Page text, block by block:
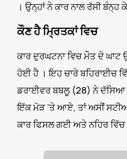
। ਉਨ੍ਹਾਂ ਨੇ ਕਾਰ ਨਾਲ ਰੱਸੀ
ਕੌਣ ਹੈ ਮ੍ਰਿਤਕਾਂ ਵਿਚ
ਕਾਰ ਦੁਰਘਟਨਾ ਵਿਚ ਮੌਤ ਦੇ
ਹੋਈ ਹੈ । ਇਹ ਚਾਰੇ ਬਹਿਰਾਈਚ
ਡਰਾਈਵਰ ਬਬਲੂ (28) ਨੇ ਦੱਸਿਆ
ਇੱਕ ਮੋੜ ‘ਤੇ ਆਏ, ਤਾਂ ਅਸੀਂ
ਕਾਰ ਫਿਸਲ ਗਈ ਅਤੇ ਨਹਿਰ